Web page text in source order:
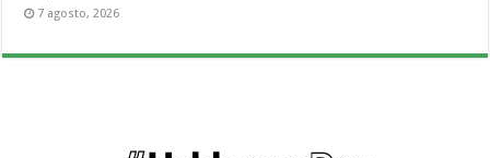
7 agosto, 2026